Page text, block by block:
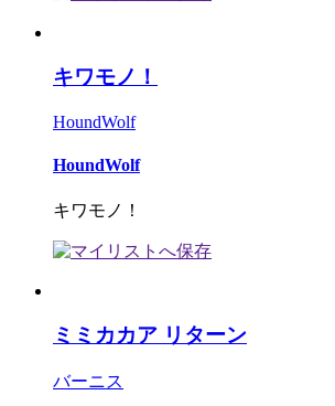
キワモノ！
HoundWolf
HoundWolf
キワモノ！
ミミカカア リターン
バーニス